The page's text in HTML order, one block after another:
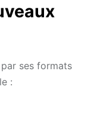
ses formats
: